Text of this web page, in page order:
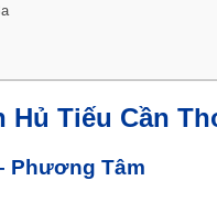
Hủ Tiếu Cần
Phương Tâm